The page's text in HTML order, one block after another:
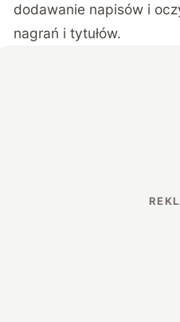
dodawanie napisów i
nagrań i tytułów.